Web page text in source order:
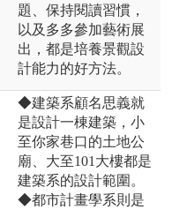
題、保持閱讀習慣，
以及多多參加藝術展
出，都是培養景觀設
計能力的好方法。
◆建築系顧名思義就
是設計一棟建築，小
至你家巷口的土地公
廟、大至101大樓都是
建築系的設計範圍。
◆都市計畫學系則是